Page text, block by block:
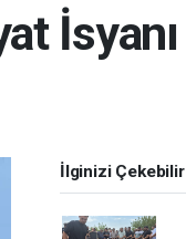
İsyanı
İlginizi Çekebilir